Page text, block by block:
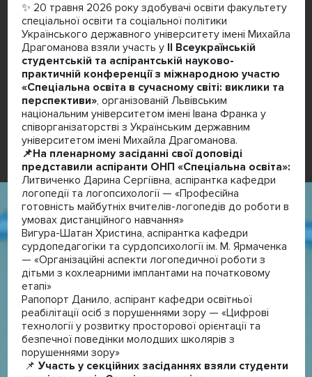
✨ 20 травня 2026 року здобувачі освіти факультету
спеціальної освіти та соціальної політики
Українського державного університету імені Михайла
Драгоманова взяли участь у ІІ Всеукраїнській
студентській та аспірантській науково-
практичній конференції з міжнародною участю
«Спеціальна освіта в сучасному світі: виклики та
перспективи», організованій Львівським
національним університетом імені Івана Франка у
співорганізаторстві з Українським державним
університетом імені Михайла Драгоманова.
📌На пленарному засіданні свої доповіді
представили аспіранти ОНП «Спеціальна освіта»:
Литвиченко Дарина Сергіївна, аспірантка кафедри
логопедії та логопсихології — «Професійна
готовність майбутніх вчителів-логопедів до роботи в
умовах дистанційного навчання»
Вигура-Шатан Христина, аспірантка кафедри
сурдопедагогіки та сурдопсихології ім. М. Ярмаченка
— «Організаційні аспекти логопедичної роботи з
дітьми з кохлеарними імплантами на початковому
етапі»
Рапопорт Данило, аспірант кафедри освітньої
реабілітації осіб з порушеннями зору — «Цифрові
технології у розвитку просторової орієнтації та
безпечної поведінки молодших школярів з
порушеннями зору»
📌 Участь у секційних засіданнях взяли студенти